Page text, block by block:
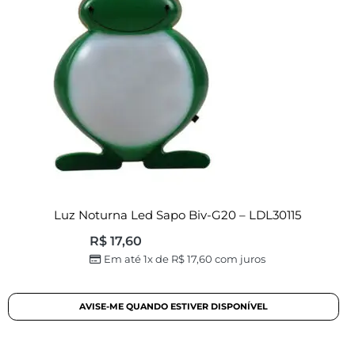
Luz Noturna Led Sapo Biv-G20 – LDL30115
R$17,60
Em até 1x de R$17,60 com juros